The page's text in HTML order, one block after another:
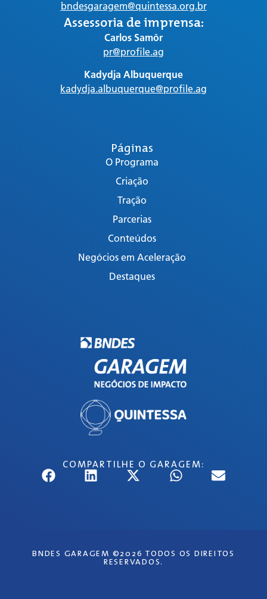
COMPARTILHE O GARAGEM:
Páginas
O Programa
Criação
Tração
Parcerias
Conteúdos
Negócios em Aceleração
Destaques
bndesgaragem@quintessa.org.br
Assessoria de imprensa:
Carlos Samôr
pr@profile.ag
Kadydja Albuquerque
kadydja.albuquerque@profile.ag
BNDES GARAGEM ©2026 TODOS OS DIREITOS
RESERVADOS.